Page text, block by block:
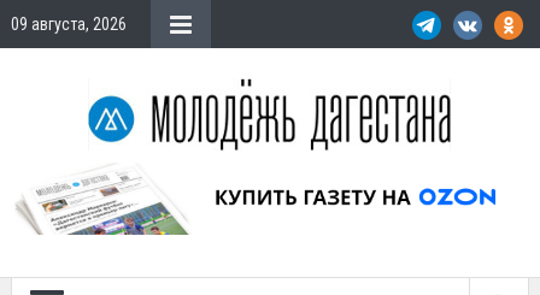
09 августа, 2026